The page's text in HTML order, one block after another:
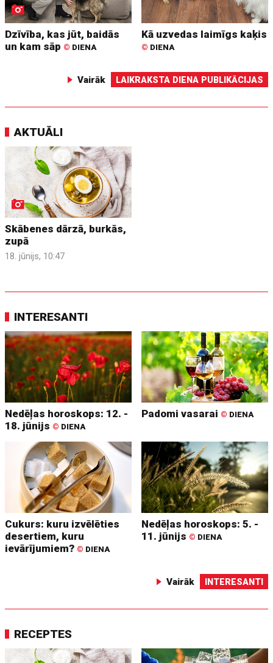
Dzīvība, kas jūt, baidās
un kam sāp © DIENA
Kā uzvedas laimīgs kaķis
© DIENA
Vairāk LAIKRAKSTA DIENA PUBLIKĀCIJAS
AKTUĀLI
Skābenes dārzā, burkās,
zupā
18. jūnijs, 10:47
INTERESANTI
Nedēļas horoskops: 12. -
18. jūnijs © DIENA
Padomi vasarai © DIENA
Cukurs: kuru izvēlēties
desertiem, kuru
ievārījumiem? © DIENA
Nedēļas horoskops: 5. -
11. jūnijs © DIENA
Vairāk INTERESANTI
RECEPTES